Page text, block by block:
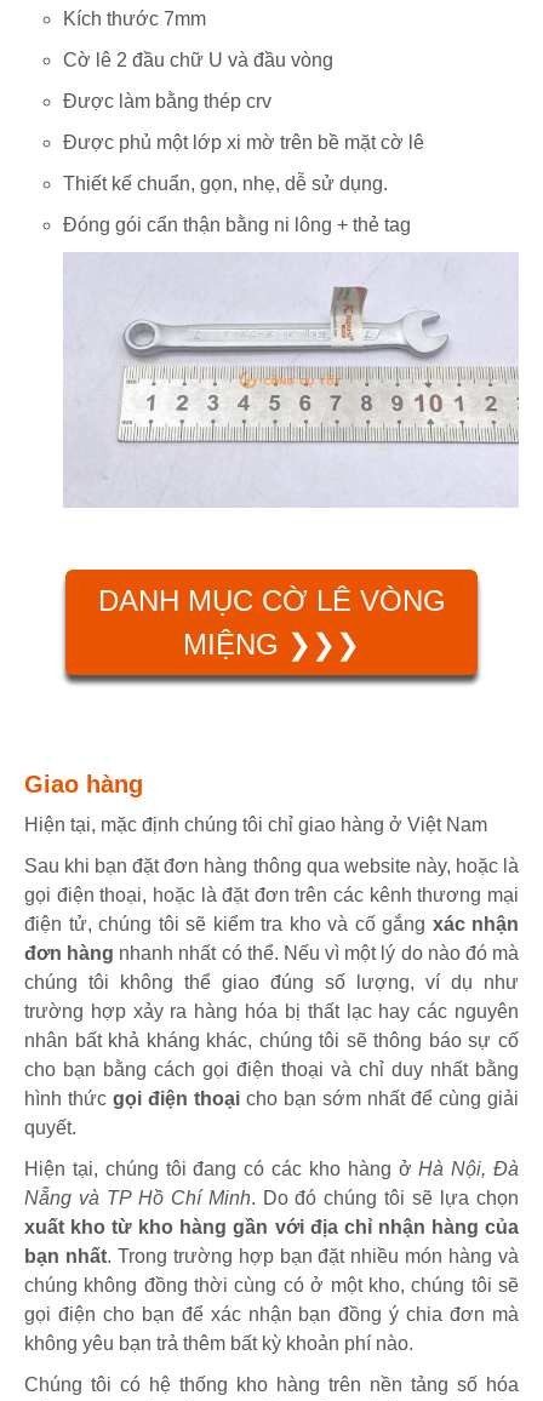
Kích thước 7mm
Cờ lê 2 đầu chữ U và đầu vòng
Được làm bằng thép crv
Được phủ một lớp xi mờ trên bề mặt cờ lê
Thiết kế chuẩn, gọn, nhẹ, dễ sử dụng.
Đóng gói cẩn thận bằng ni lông + thẻ tag
DANH MỤC CỜ LÊ VÒNG
MIỆNG ❯❯❯
Giao hàng
Hiện tại, mặc định chúng tôi chỉ giao hàng ở Việt Nam
Sau khi bạn đặt đơn hàng thông qua website này, hoặc là
gọi điện thoại, hoặc là đặt đơn trên các kênh thương mại
điện tử, chúng tôi sẽ kiểm tra kho và cố gắng xác nhận
đơn hàng nhanh nhất có thể. Nếu vì một lý do nào đó mà
chúng tôi không thể giao đúng số lượng, ví dụ như
trường hợp xảy ra hàng hóa bị thất lạc hay các nguyên
nhân bất khả kháng khác, chúng tôi sẽ thông báo sự cố
cho bạn bằng cách gọi điện thoại và chỉ duy nhất bằng
hình thức gọi điện thoại cho bạn sớm nhất để cùng giải
quyết.
Hiện tại, chúng tôi đang có các kho hàng ởHà Nội, Đà
Nẵng và TP Hồ Chí Minh. Do đó chúng tôi sẽ lựa chọn
xuất kho từ kho hàng gần với địa chỉ nhận hàng của
bạn nhất. Trong trường hợp bạn đặt nhiều món hàng và
chúng không đồng thời cùng có ở một kho, chúng tôi sẽ
gọi điện cho bạn để xác nhận bạn đồng ý chia đơn mà
không yêu bạn trả thêm bất kỳ khoản phí nào.
Chúng tôi có hệ thống kho hàng trên nền tảng số hóa